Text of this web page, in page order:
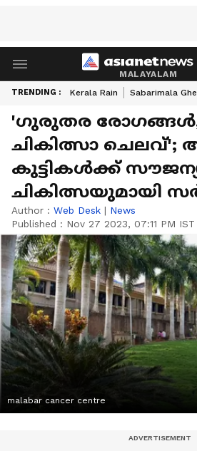
MALAYALAM
TRENDING : Kerala Rain Sabarimala
'ഗുരുതര
ചികിത്സാ ചെലവ്';
കുട്ടികള്‍ക്ക്
ചികിത്സയുമായി
Author : Web Desk | News
Published : Nov 27 2023, 07:11 PM IST
malabar cancer centre